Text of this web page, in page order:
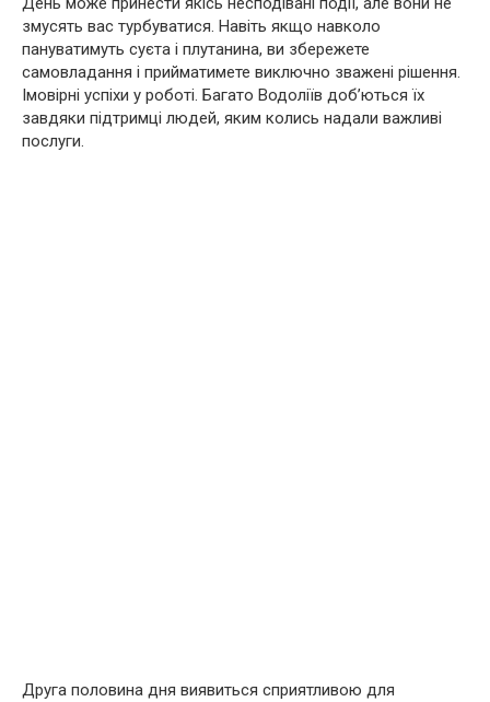
змусять вас турбуватися. Навіть якщо навколо
пануватимуть суєта і плутанина, ви збережете
самовладання і прийматимете виключно зважені рішення.
Імовірні успіхи у роботі. Багато Водоліїв доб’ються їх
завдяки підтримці людей, яким колись надали важливі
послуги.
Друга половина дня виявиться сприятливою для